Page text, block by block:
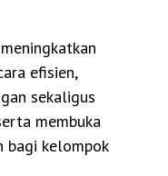
efisien,
sekaligus
membuka
bagi kelompok